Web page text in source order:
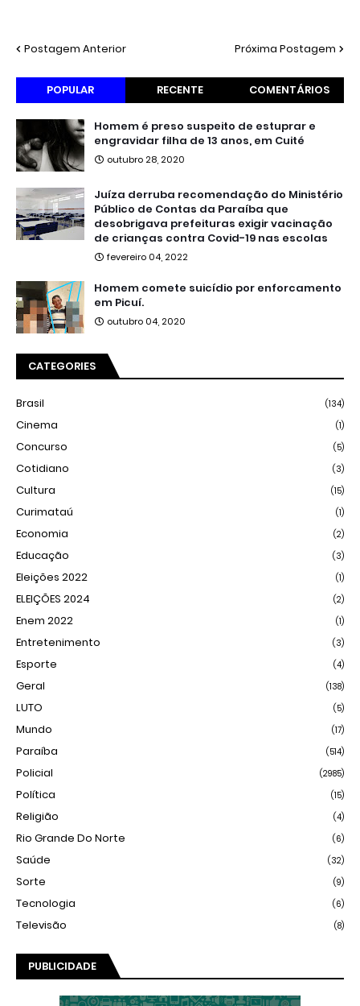
Postagem Anterior Próxima Postagem
POPULAR RECENTE COMENTÁRIOS
Homem é preso suspeito de estuprar e
engravidar filha de 13 anos, em Cuité
outubro 28, 2020
Juíza derruba recomendação do Ministério
Público de Contas da Paraíba que
desobrigava prefeituras exigir vacinação
de crianças contra Covid-19 nas escolas
fevereiro 04, 2022
Homem comete suicídio por enforcamento
em Picuí.
outubro 04, 2020
CATEGORIES
Brasil (134)
Cinema (1)
Concurso (5)
Cotidiano (3)
Cultura (15)
Curimataú (1)
Economia (2)
Educação (3)
Eleições 2022 (1)
ELEIÇÕES 2024 (2)
Enem 2022 (1)
Entretenimento (3)
Esporte (4)
Geral (138)
LUTO (5)
Mundo (17)
Paraíba (514)
Policial (2985)
Política (15)
Religião (4)
Rio Grande Do Norte (6)
Saúde (32)
Sorte (9)
Tecnologia (6)
Televisão (8)
PUBLICIDADE